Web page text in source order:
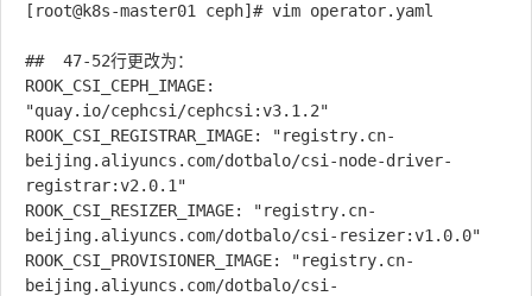
[root@k8s-master01 ceph]# vim operator.yaml
##  47-52行更改为：
ROOK_CSI_CEPH_IMAGE:
"quay.io/cephcsi/cephcsi:v3.1.2"
ROOK_CSI_REGISTRAR_IMAGE: "registry.cn-
beijing.aliyuncs.com/dotbalo/csi-node-driver-
registrar:v2.0.1"
ROOK_CSI_RESIZER_IMAGE: "registry.cn-
beijing.aliyuncs.com/dotbalo/csi-resizer:v1.0.0"
ROOK_CSI_PROVISIONER_IMAGE: "registry.cn-
beijing.aliyuncs.com/dotbalo/csi-